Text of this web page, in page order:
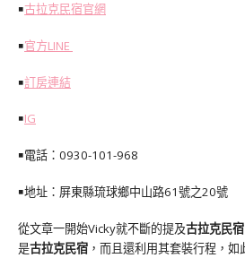
￭古拉克民宿官網
￭官方LINE
￭訂房連結
￭IG
￭電話：0930-101-968
￭地址：屏東縣琉球鄉中山路61號之20號
從文章一開始Vicky就不斷的提及古拉克民宿
是古拉克民宿 ，而且還利用其套裝行程，